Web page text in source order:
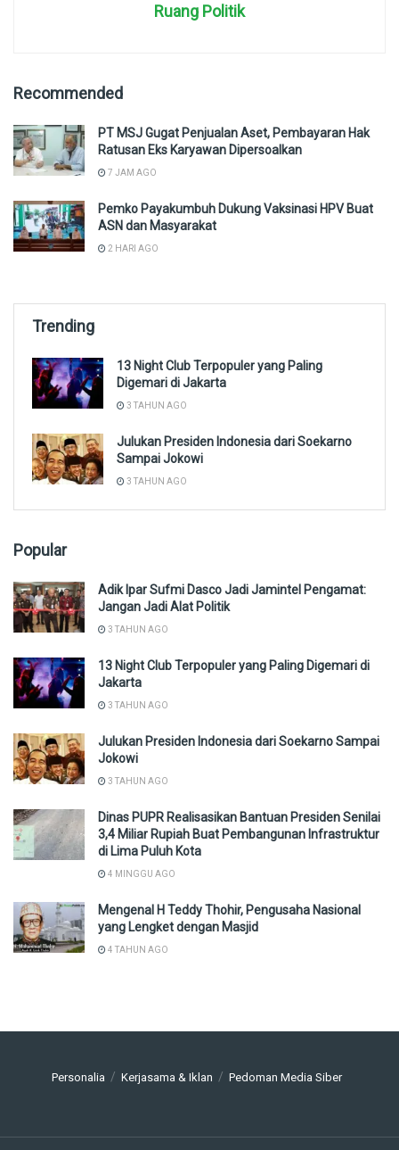
Ruang Politik
Recommended
PT MSJ Gugat Penjualan Aset, Pembayaran Hak
Ratusan Eks Karyawan Dipersoalkan
7 JAM AGO
Pemko Payakumbuh Dukung Vaksinasi HPV Buat
ASN dan Masyarakat
2 HARI AGO
Trending
13 Night Club Terpopuler yang Paling
Digemari di Jakarta
3 TAHUN AGO
Julukan Presiden Indonesia dari Soekarno
Sampai Jokowi
3 TAHUN AGO
Popular
Adik Ipar Sufmi Dasco Jadi Jamintel Pengamat:
Jangan Jadi Alat Politik
3 TAHUN AGO
13 Night Club Terpopuler yang Paling Digemari di
Jakarta
3 TAHUN AGO
Julukan Presiden Indonesia dari Soekarno Sampai
Jokowi
3 TAHUN AGO
Dinas PUPR Realisasikan Bantuan Presiden Senilai
3,4 Miliar Rupiah Buat Pembangunan Infrastruktur
di Lima Puluh Kota
4 MINGGU AGO
Mengenal H Teddy Thohir, Pengusaha Nasional
yang Lengket dengan Masjid
4 TAHUN AGO
Personalia Kerjasama & Iklan Pedoman Media Siber